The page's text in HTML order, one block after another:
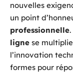
nouvelles
un point
professionnelle
ligne se
l’innovation
formes pour